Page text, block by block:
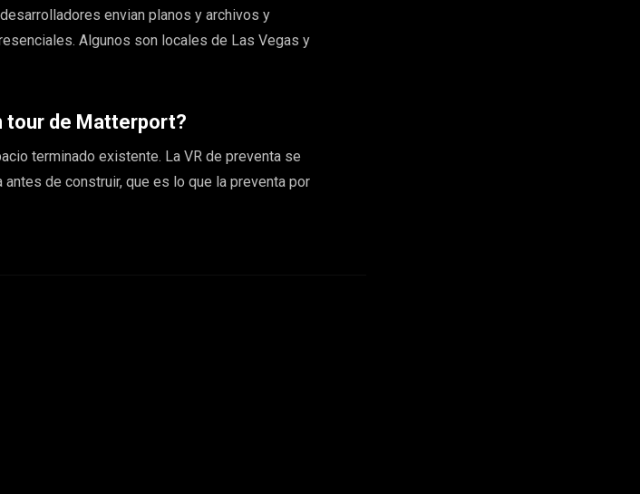
envian planos y archivos y
Algunos son locales de Las Vegas y
tour de Matterport?
terminado existente. La VR de preventa se
de construir, que es lo que la preventa por